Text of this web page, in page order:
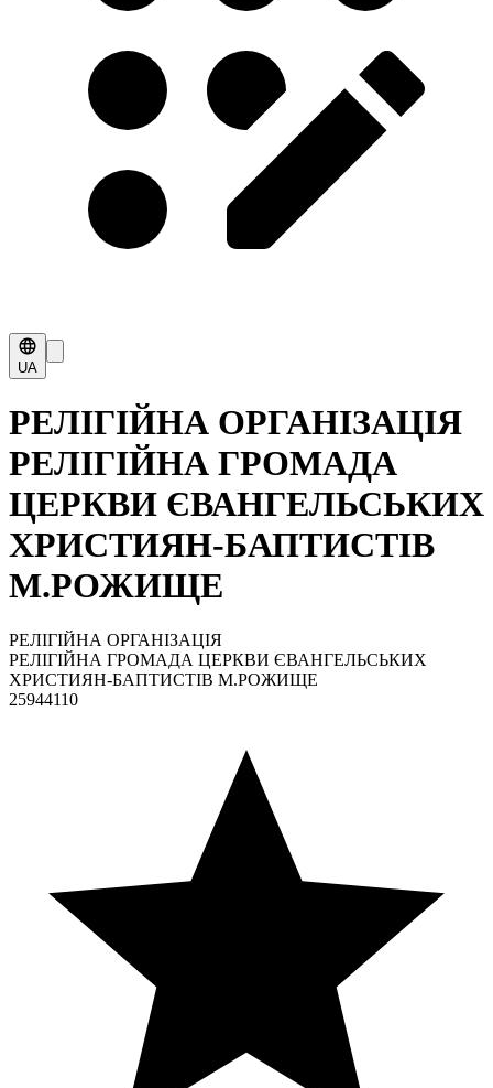
UA
РЕЛІГІЙНА ОРГАНІЗАЦІЯ
РЕЛІГІЙНА ГРОМАДА
ЦЕРКВИ ЄВАНГЕЛЬСЬКИХ
ХРИСТИЯН-БАПТИСТІВ
М.РОЖИЩЕ
РЕЛІГІЙНА ОРГАНІЗАЦІЯ
РЕЛІГІЙНА ГРОМАДА ЦЕРКВИ ЄВАНГЕЛЬСЬКИХ
ХРИСТИЯН-БАПТИСТІВ М.РОЖИЩЕ
25944110